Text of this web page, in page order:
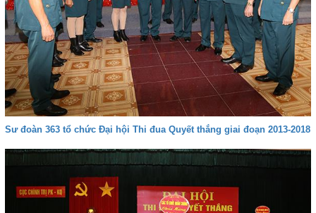
Sư đoàn 363 tổ chức Đại hội Thi đua Quyết thắng giai đoạn 2013-2018